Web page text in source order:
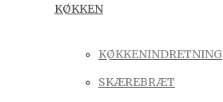
KØKKEN
KØKKENINDRETNING
SKÆREBRÆT